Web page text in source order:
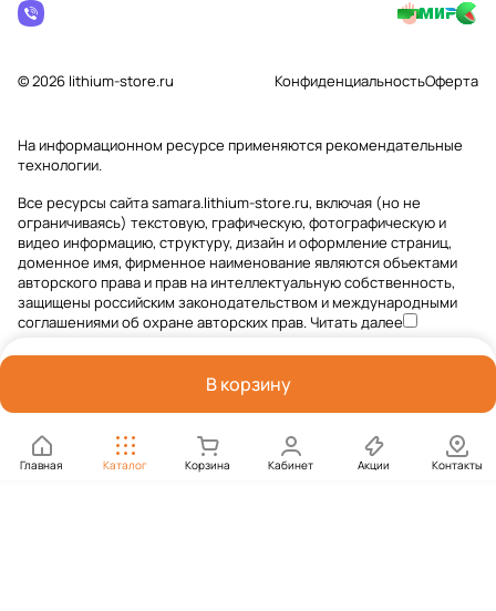
В корзину
Главная Каталог Корзина Кабинет Акции Контакты
© 2026 lithium-store.ru КонфиденциальностьОферта
На информационном ресурсе применяютсярекомендательные
технологии.
Все ресурсы сайта samara.lithium-store.ru, включая (но не
ограничиваясь) текстовую, графическую, фотографическую и
видео информацию, структуру, дизайн и оформление страниц,
доменное имя, фирменное наименование являются объектами
авторского права и прав на интеллектуальную собственность,
защищены российским законодательством и международными
соглашениями об охране авторских прав.Читать далее